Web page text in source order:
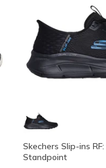
Skechers Slip-ins
Standpoint